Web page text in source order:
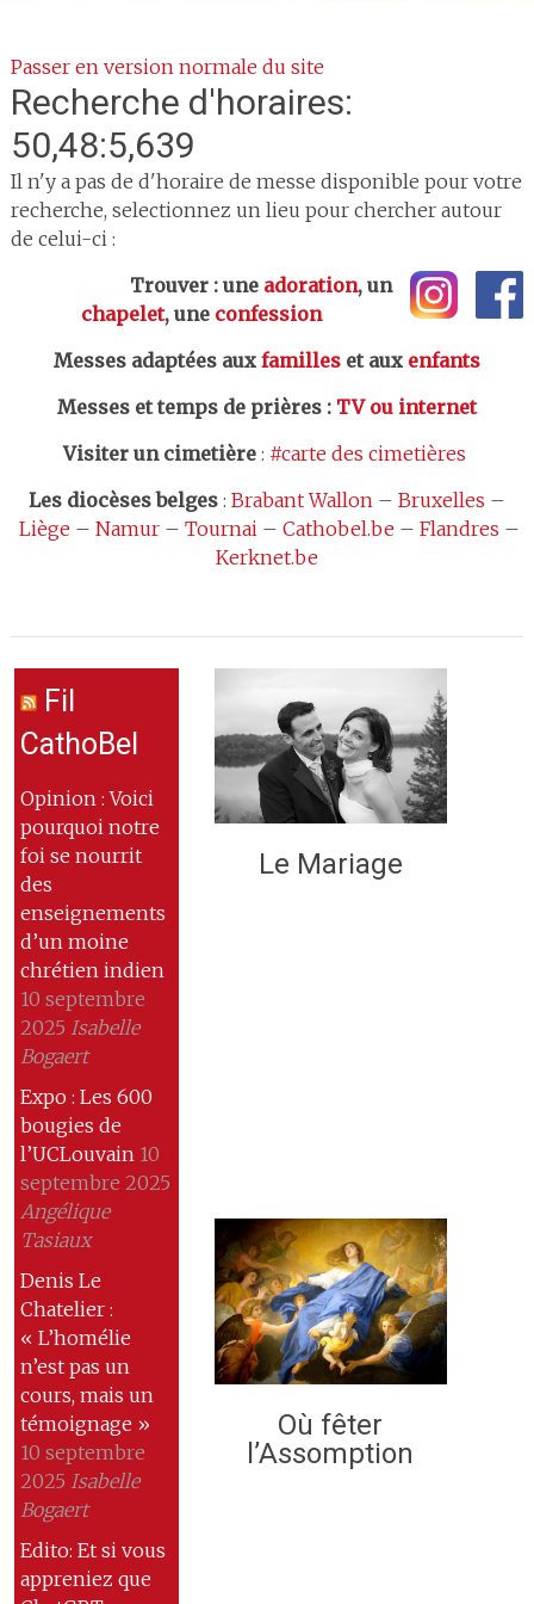
Passer en version normale du site
Recherche d'horaires:
50,48:5,639
Il n'y a pas de d'horaire de messe disponible pour votre
recherche, selectionnez un lieu pour chercher autour
de celui-ci :
Trouver : une adoration, un
chapelet, une confession
Messes adaptées aux familleset aux enfants
Messes et temps de prières: TV ou internet
Visiter un cimetière: #carte des cimetières
Les diocèses belges: Brabant Wallon– Bruxelles –
Liège – Namur– Tournai– Cathobel.be – Flandres –
Kerknet.be
Fil
CathoBel
Opinion : Voici
pourquoi notre
foi se nourrit
des
enseignements
d’un moine
chrétien indien
10 septembre
2025 Isabelle
Bogaert
Expo : Les 600
bougies de
l’UCLouvain 10
septembre 2025
Angélique
Tasiaux
Denis Le
Chatelier :
« L’homélie
n’est pas un
cours, mais un
témoignage »
10 septembre
2025 Isabelle
Bogaert
Edito: Et si vous
appreniez que
Le Mariage
Où fêter
l’Assomption